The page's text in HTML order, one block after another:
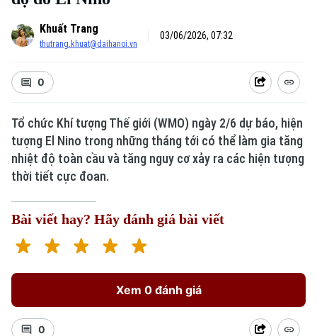
Khuất Trang
thutrang.khuat@daihanoi.vn
03/06/2026, 07:32
0
Tổ chức Khí tượng Thế giới (WMO) ngày 2/6 dự báo, hiện
tượng El Nino trong những tháng tới có thể làm gia tăng
nhiệt độ toàn cầu và tăng nguy cơ xảy ra các hiện tượng
thời tiết cực đoan.
Bài viết hay? Hãy đánh giá bài viết
Xem 0 đánh giá
0